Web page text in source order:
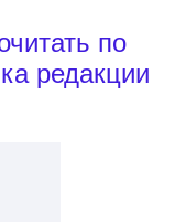
по
редакции